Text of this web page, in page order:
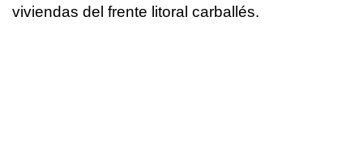
viviendas del frente litoral carballés.